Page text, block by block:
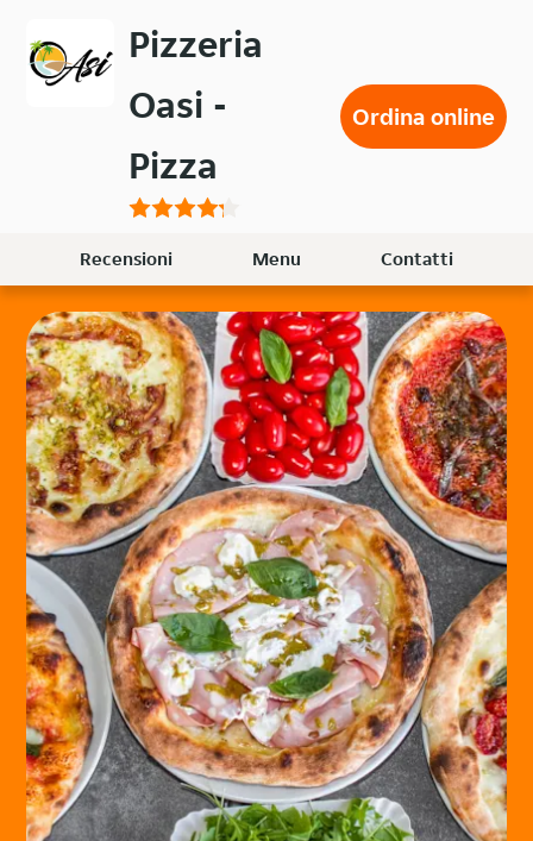
contenuto
Pizzeria
Oasi -
Pizza
Ordina online
Recensioni Menu Contatti